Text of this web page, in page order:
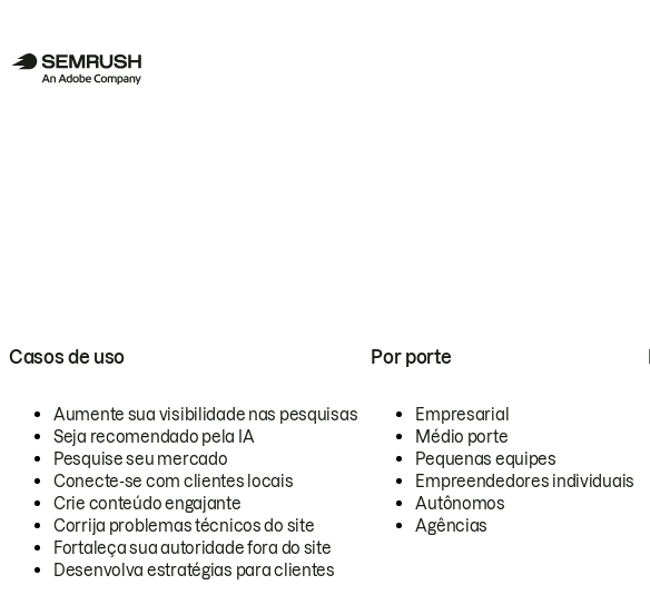
Casos de uso
Aumente sua visibilidade nas pesquisas
Seja recomendado pela IA
Pesquise seu mercado
Conecte-se com clientes locais
Crie conteúdo engajante
Corrija problemas técnicos do site
Fortaleça sua autoridade fora do site
Desenvolva estratégias para clientes
Por porte
Empresarial
Médio porte
Pequenas equipes
Empreendedores individuais
Autônomos
Agências